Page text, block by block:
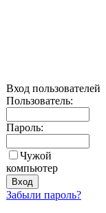
Вход пользователей
Пользователь:
Пароль:
Чужой
компьютер
Забыли пароль?